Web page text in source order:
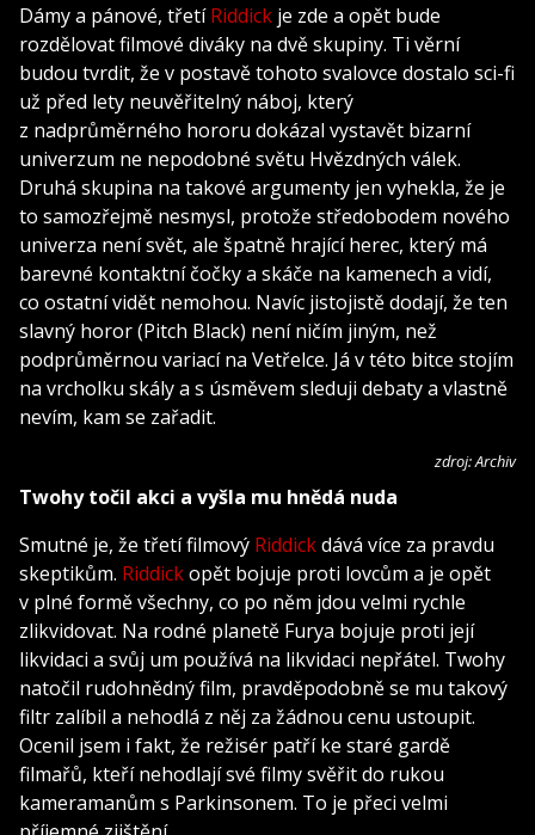
Dámy a pánové, třetíRiddick je zde a opět bude
rozdělovat filmové diváky na dvě skupiny. Ti věrní
budou tvrdit, že v postavě tohoto svalovce dostalo sci-fi
už před lety neuvěřitelný náboj, který
z nadprůměrného hororu dokázal vystavět bizarní
univerzum ne nepodobné světu Hvězdných válek.
Druhá skupina na takové argumenty jen vyhekla, že je
to samozřejmě nesmysl, protože středobodem nového
univerza není svět, ale špatně hrající herec, který má
barevné kontaktní čočky a skáče na kamenech a vidí,
co ostatní vidět nemohou. Navíc jistojistě dodají, že ten
slavný horor (Pitch Black) není ničím jiným, než
podprůměrnou variací na Vetřelce. Já v této bitce stojím
na vrcholku skály a s úsměvem sleduji debaty a vlastně
nevím, kam se zařadit.
zdroj: Archiv
Twohy točil akci a vyšla mu hnědá nuda
Smutné je, že třetí filmový Riddickdává více za pravdu
skeptikům. Riddickopět bojuje proti lovcům a je opět
v plné formě všechny, co po něm jdou velmi rychle
zlikvidovat. Na rodné planetě Furya bojuje proti její
likvidaci a svůj um používá na likvidaci nepřátel. Twohy
natočil rudohnědný film, pravděpodobně se mu takový
filtr zalíbil a nehodlá z něj za žádnou cenu ustoupit.
Ocenil jsem i fakt, že režisér patří ke staré gardě
filmařů, kteří nehodlají své filmy svěřit do rukou
kameramanům s Parkinsonem. To je přeci velmi